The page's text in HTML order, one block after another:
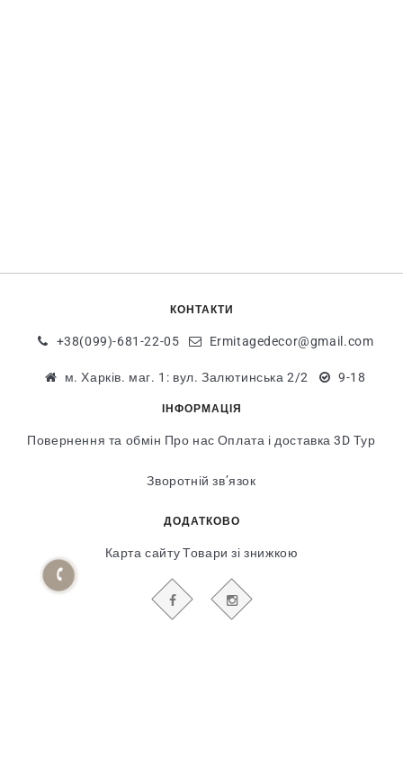
КОНТАКТИ
+38(099)-681-22-05 Ermitagedecor@gmail.com
м. Харків. маг. 1: вул. Залютинська 2/2 9-18
ІНФОРМАЦІЯ
Повернення та обмін Про нас Оплата і доставка 3D Тур
Зворотній зв’язок
ДОДАТКОВО
Карта сайту Товари зі знижкою